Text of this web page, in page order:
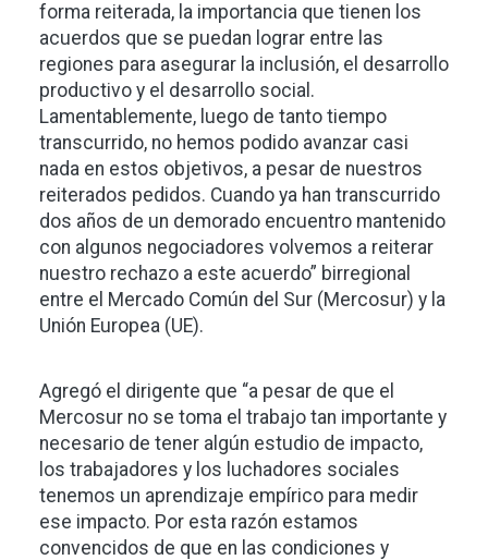
forma reiterada, la importancia que tienen los
acuerdos que se puedan lograr entre las
regiones para asegurar la inclusión, el desarrollo
productivo y el desarrollo social.
Lamentablemente, luego de tanto tiempo
transcurrido, no hemos podido avanzar casi
nada en estos objetivos, a pesar de nuestros
reiterados pedidos. Cuando ya han transcurrido
dos años de un demorado encuentro mantenido
con algunos negociadores volvemos a reiterar
nuestro rechazo a este acuerdo” birregional
entre el Mercado Común del Sur (Mercosur) y la
Unión Europea (UE).
Agregó el dirigente que “a pesar de que el
Mercosur no se toma el trabajo tan importante y
necesario de tener algún estudio de impacto,
los trabajadores y los luchadores sociales
tenemos un aprendizaje empírico para medir
ese impacto. Por esta razón estamos
convencidos de que en las condiciones y